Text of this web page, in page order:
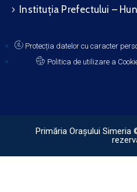
Instituția Prefectului –
Protecția datelor cu caracter
Politica de utilizare a
Primăria Orașului Simeria